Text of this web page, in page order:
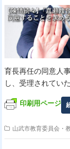
育長再任の同意人
し、受理されてい
印刷用ページ
山武市教育委員会・